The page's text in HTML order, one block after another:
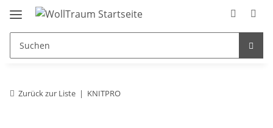
Zurück zur Liste KNITPRO